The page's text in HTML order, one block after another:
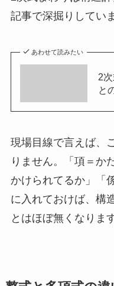
記事で深掘りしてい
あわせて読みたい
2
と
現場目線で言えば、
りません。「項＝か
かけられてるか」「
に入れておけば、構
とはほぼ無くなります